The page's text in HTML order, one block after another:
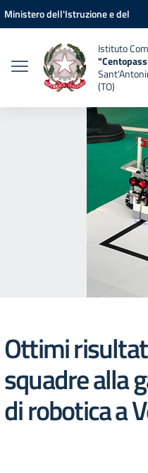
Vai ai contenuti
Vai al menu di navigazione
Vai al footer
Ministero dell'Istruzione e del
Istituto
(TO)
Ottimi
squadre alla
di robotica a